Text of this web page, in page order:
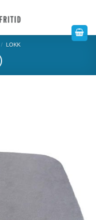
/ LOKK